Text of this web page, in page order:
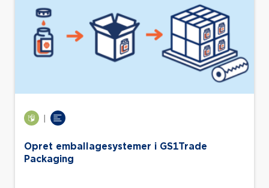
|
Opret emballagesystemer i GS1Trade
Packaging